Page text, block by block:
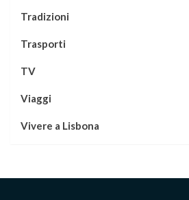
Tradizioni
Trasporti
TV
Viaggi
Vivere a Lisbona